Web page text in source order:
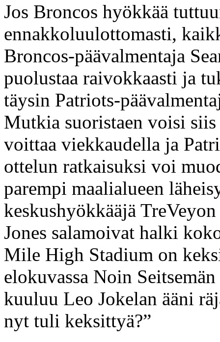
Jos Broncos hyökkää
ennakkoluulottomasti,
Broncos-päävalmentaja
puolustaa raivokkaasti ja
täysin Patriots-
Mutkia suoristaen voisi
voittaa viekkaudella ja
ottelun ratkaisuksi voi
parempi maalialueen
keskushyökkääjä
Jones salamoivat halki
Mile High Stadium on
elokuvassa Noin
kuuluu Leo Jokelan ääni
nyt tuli keksittyä?”